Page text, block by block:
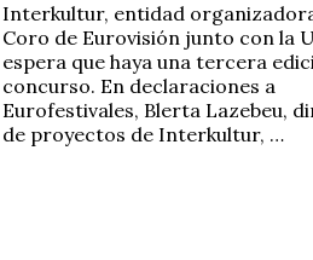
Interkultur, entidad
Coro de Eurovisión junto con la
espera que haya una tercera
concurso. En declaraciones a
Eurofestivales, Blerta Lazebeu,
de proyectos de Interkultur, …